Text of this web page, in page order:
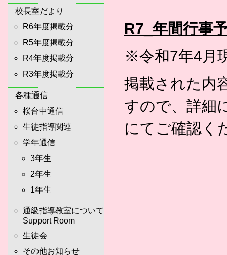
校長室だより
R6年度掲載分
R5年度掲載分
R4年度掲載分
R3年度掲載分
各種通信
桜台中通信
生徒指導関連
学年通信
3年生
2年生
1年生
通級指導教室について
Support Room
生徒会
その他お知らせ
R7_年間行事
※令和7年4月
掲載された内
すので、詳細
にてご確認く